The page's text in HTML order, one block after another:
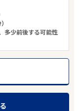
多少前後する可能性